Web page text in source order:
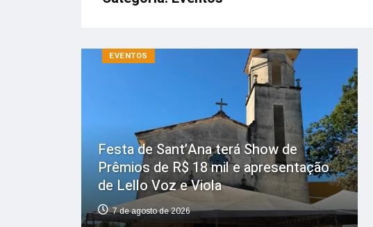
EVENTOS
Festa de Sant’Ana terá Show de
Prêmios de R$ 18 mil e apresentação
de Lello Voz e Viola
7 de agosto de 2026